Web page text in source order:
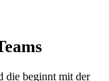
die beginnt mit der